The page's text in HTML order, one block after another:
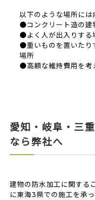
以下のような場所には
●コンクリート造の建
●よく人が出入りする
●重いものを置いたり
場所
●高額な維持費用を考
愛知・岐阜・三
なら弊社へ
建物の防水加工に関する
に東海3県での施工を承